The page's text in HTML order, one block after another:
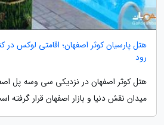
هتل پارسیان کوثر اصفهان؛ اقامتی لوکس در
رود
هتل کوثر اصفهان در نزدیکی سی وسه پل
میدان نقش دنیا و بازار اصفهان قرار گرفته